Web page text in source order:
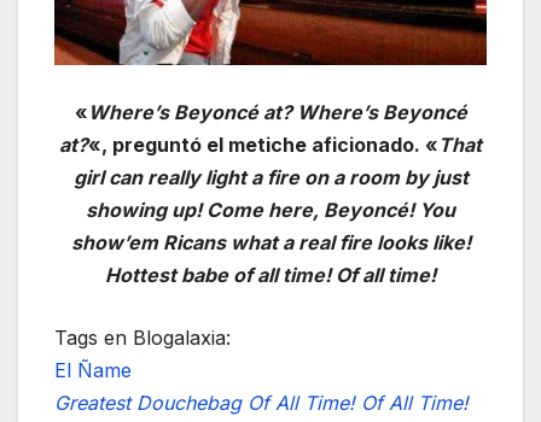
« Where’s Beyoncé at? Where’s Beyoncé
at?«, preguntó el metiche aficionado. « That
girl can really light a fire on a room by just
showing up! Come here, Beyoncé! You
show’em Ricans what a real fire looks like!
Hottest babe of all time! Of all time!
Tags en Blogalaxia:
El Ñame
Greatest Douchebag Of All Time! Of All Time!